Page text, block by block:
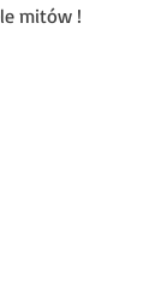
mitów !